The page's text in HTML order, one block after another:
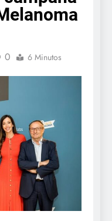
0 6 Minutos